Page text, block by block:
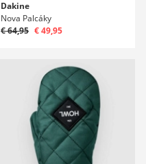
Dakine
Nova Palcáky
€ 64,95 € 49,95